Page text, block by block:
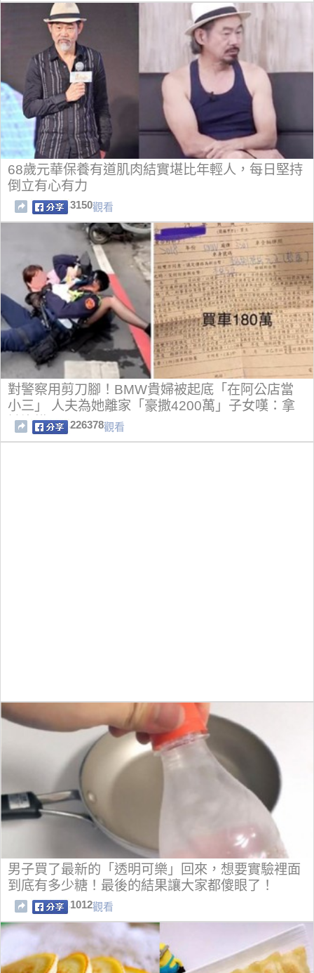
68歲元華保養有道肌肉結實堪比年輕人，每日堅持
倒立有心有力
3150觀看
對警察用剪刀腳！BMW貴婦被起底「在阿公店當
小三」 人夫為她離家「豪撒4200萬」子女嘆：拿
她沒轍
226378觀看
男子買了最新的「透明可樂」回來，想要實驗裡面
到底有多少糖！最後的結果讓大家都傻眼了！
1012觀看